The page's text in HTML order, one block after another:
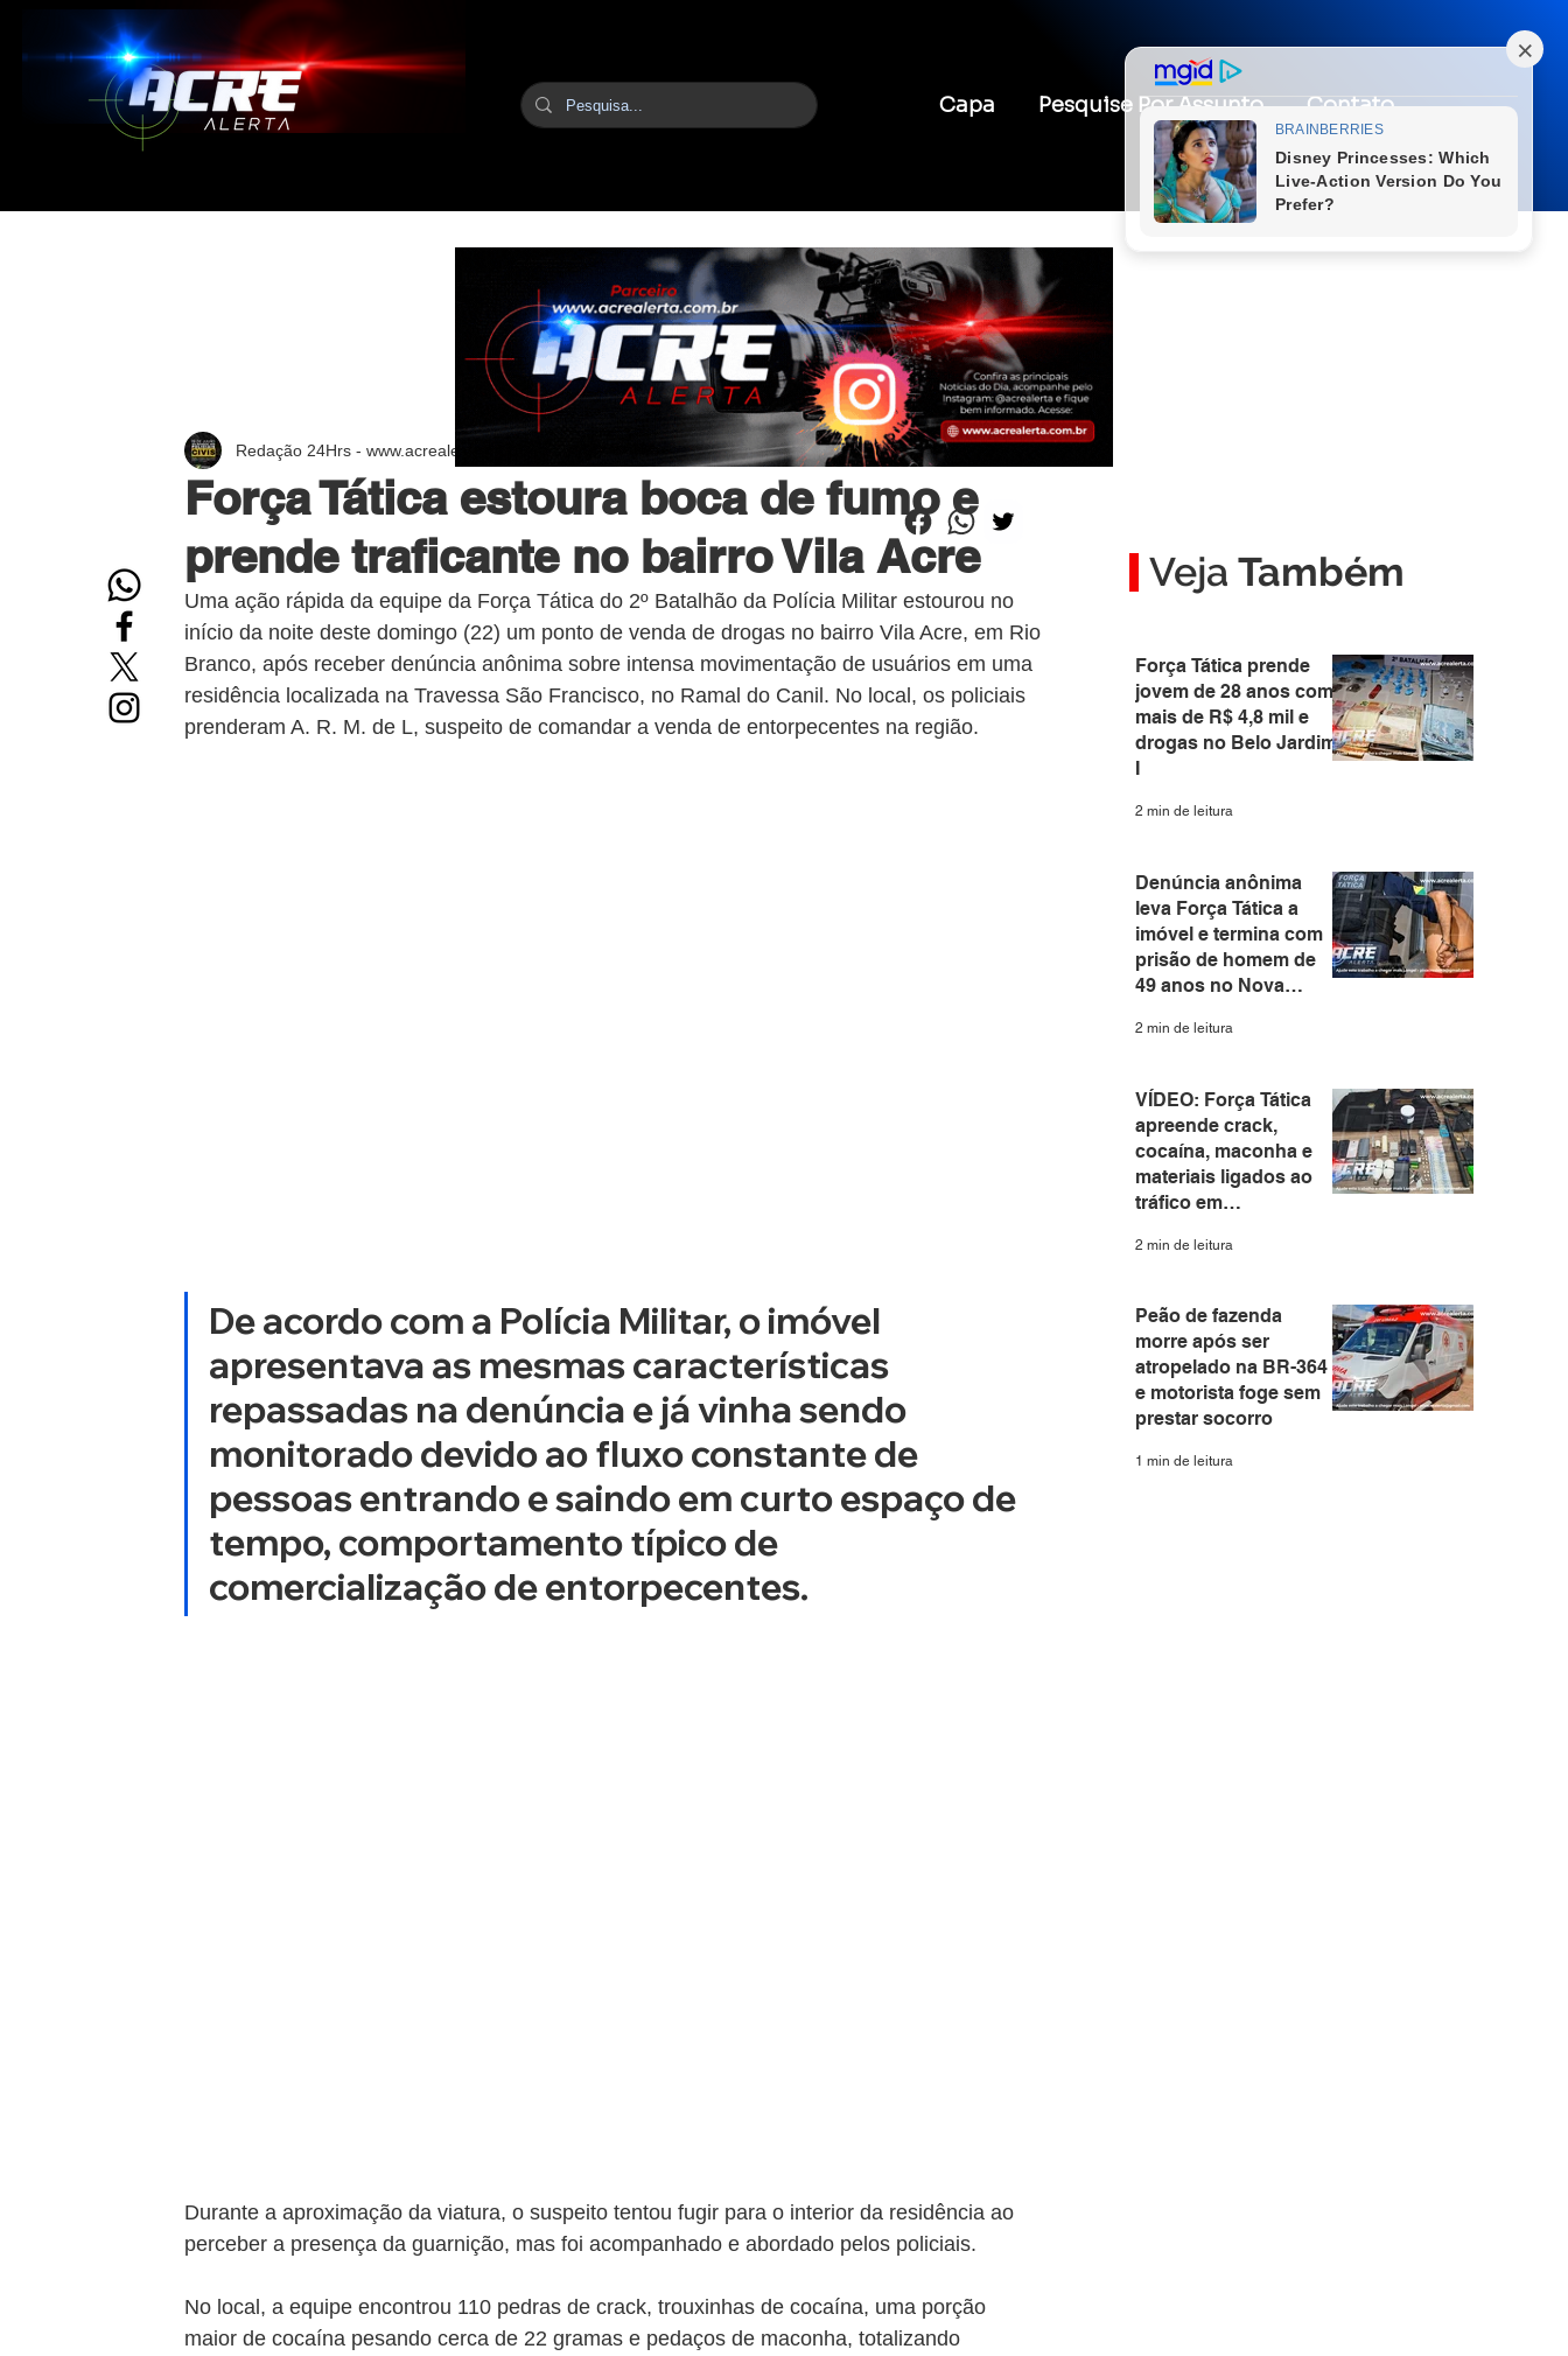
Capa Pesquise Por Assunto Contato
Força Tática estoura boca de fumo e
prende traficante no bairro Vila Acre
Redação 24Hrs - www.acrealerta.com.br 22 de fev. 1 min de leitura
Uma ação rápida da equipe da Força Tática do 2º Batalhão da Polícia Militar estourou no
início da noite deste domingo (22) um ponto de venda de drogas no bairro Vila Acre, em Rio
Branco, após receber denúncia anônima sobre intensa movimentação de usuários em uma
residência localizada na Travessa São Francisco, no Ramal do Canil. No local, os policiais
prenderam A. R. M. de L, suspeito de comandar a venda de entorpecentes na região.
De acordo com a Polícia Militar, o imóvel
apresentava as mesmas características
repassadas na denúncia e já vinha sendo
monitorado devido ao fluxo constante de
pessoas entrando e saindo em curto espaço de
tempo, comportamento típico de
comercialização de entorpecentes.
Durante a aproximação da viatura, o suspeito tentou fugir para o interior da residência ao
perceber a presença da guarnição, mas foi acompanhado e abordado pelos policiais.
No local, a equipe encontrou 110 pedras de crack, trouxinhas de cocaína, uma porção
maior de cocaína pesando cerca de 22 gramas e pedaços de maconha, totalizando
Força Tática prende
jovem de 28 anos com
mais de R$ 4,8 mil e
drogas no Belo Jardim
I
2 min de leitura
Denúncia anônima
leva Força Tática a
imóvel e termina com
prisão de homem de
49 anos no Nova
2 min de leitura
VÍDEO: Força Tática
apreende crack,
cocaína, maconha e
materiais ligados ao
tráfico em
Helena
2 min de leitura
Peão de fazenda
morre após ser
atropelado na BR-364
e motorista foge sem
prestar socorro
1 min de leitura
Veja Também